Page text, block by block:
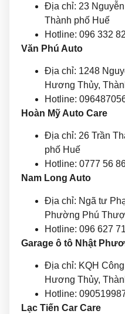
Địa chỉ: 23
Thành phố Huế
Hotline: 096 332
Văn Phú Auto
Địa chỉ: 1248
Hương Thủy,
Hotline:
Hoàn Mỹ Auto Care
Địa chỉ: 26 Trần
phố Huế
Hotline: 0777 56
Nam Long Auto
Địa chỉ: Ngã tư
Phường Phú
Hotline: 096 627
Garage ô tô Nhật
Địa chỉ: KQH
Hương Thủy,
Hotline:
Lạc Tiến Car Care